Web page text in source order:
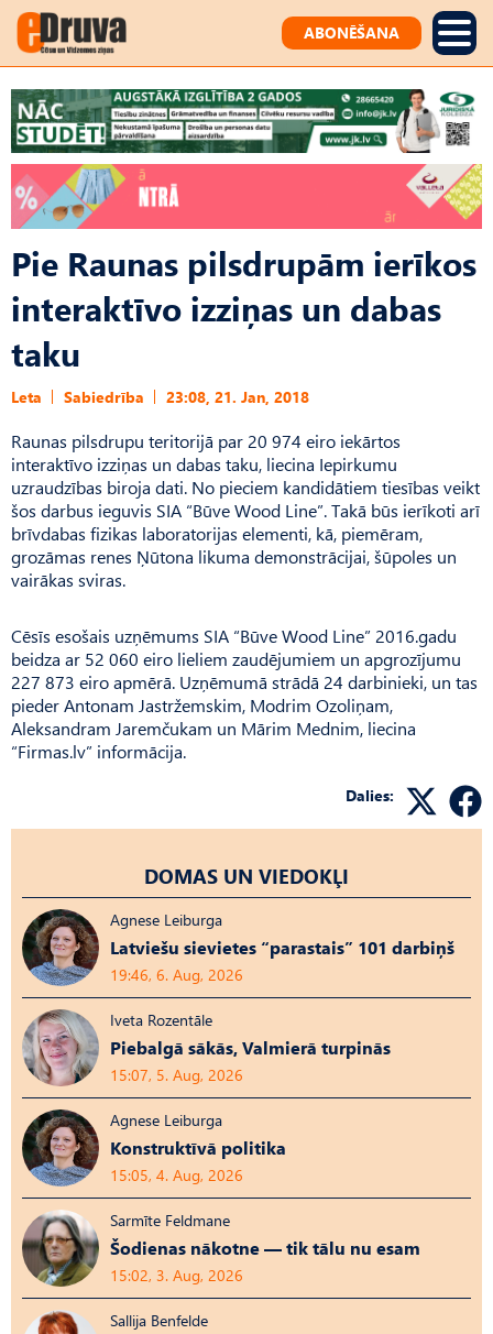
ABONĒŠANA
Pie Raunas pilsdrupām ierīkos
interaktīvo izziņas un dabas
taku
Leta Sabiedrība 23:08, 21. Jan, 2018
Raunas pilsdrupu teritorijā par 20 974 eiro iekārtos
interaktīvo izziņas un dabas taku, liecina Iepirkumu
uzraudzības biroja dati. No pieciem kandidātiem tiesības veikt
šos darbus ieguvis SIA “Būve Wood Line”. Takā būs ierīkoti arī
brīvdabas fizikas laboratorijas elementi, kā, piemēram,
grozāmas renes Ņūtona likuma demonstrācijai, šūpoles un
vairākas sviras.
Cēsīs esošais uzņēmums SIA “Būve Wood Line” 2016.gadu
beidza ar 52 060 eiro lieliem zaudējumiem un apgrozījumu
227 873 eiro apmērā. Uzņēmumā strādā 24 darbinieki, un tas
pieder Antonam Jastržemskim, Modrim Ozoliņam,
Aleksandram Jaremčukam un Mārim Mednim, liecina
“Firmas.lv” informācija.
Dalies:
DOMAS UN VIEDOKĻI
Agnese Leiburga
Latviešu sievietes “parastais” 101 darbiņš
19:46, 6. Aug, 2026
Iveta Rozentāle
Piebalgā sākās, Valmierā turpinās
15:07, 5. Aug, 2026
Agnese Leiburga
Konstruktīvā politika
15:05, 4. Aug, 2026
Sarmīte Feldmane
Šodienas nākotne — tik tālu nu esam
15:02, 3. Aug, 2026
Sallija Benfelde